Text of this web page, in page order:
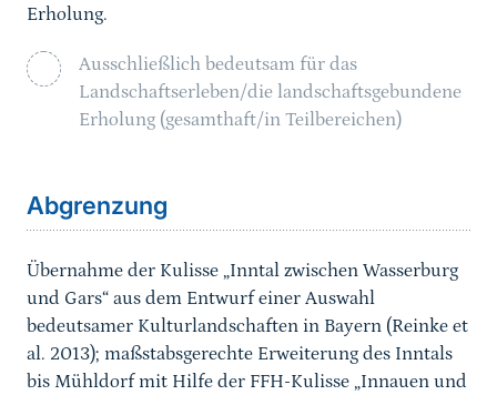
Erholung.
Ausschließlich bedeutsam für das
Landschaftserleben/die landschaftsgebundene
Erholung (gesamthaft/in Teilbereichen)
Abgrenzung
Übernahme der Kulisse „Inntal zwischen Wasserburg
und Gars“ aus dem Entwurf einer Auswahl
bedeutsamer Kulturlandschaften in Bayern (Reinke et
al. 2013); maßstabsgerechte Erweiterung des Inntals
bis Mühldorf mit Hilfe der FFH-Kulisse „Innauen und